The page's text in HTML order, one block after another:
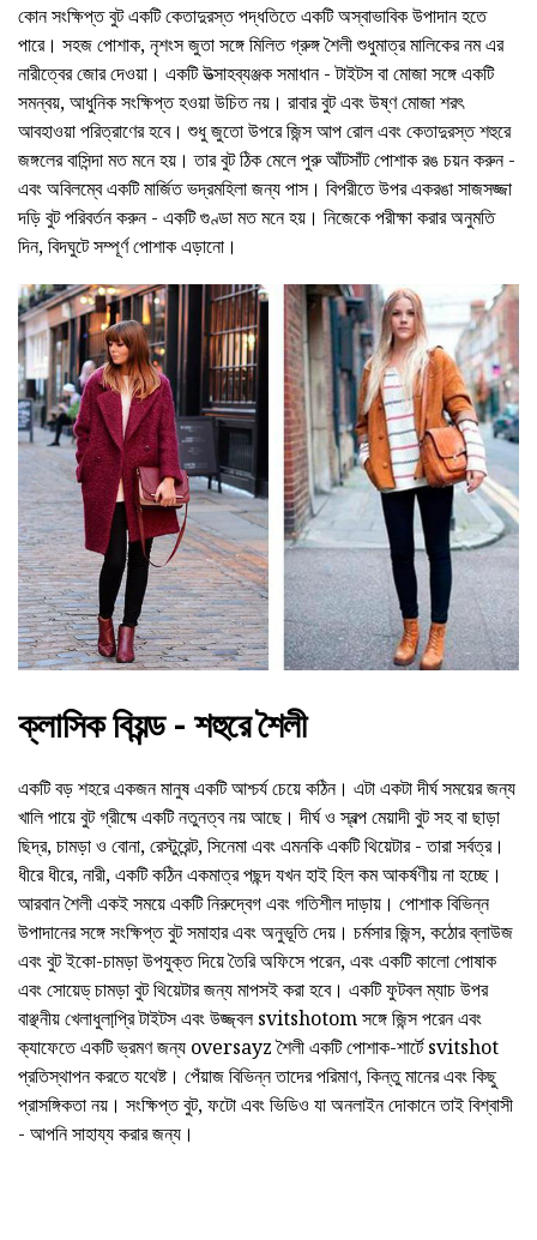
কোন সংক্ষিপ্ত বুট একটি কেতাদুরস্ত পদ্ধতিতে একটি অস্বাভাবিক উপাদান হতে
পারে। সহজ পোশাক, নৃশংস জুতা সঙ্গে মিলিত গ্রুঙ্গ শৈলী শুধুমাত্র মালিকের নম এর
নারীত্বের জোর দেওয়া। একটি উত্সাহব্যঞ্জক সমাধান - টাইটস বা মোজা সঙ্গে একটি
সমন্বয়, আধুনিক সংক্ষিপ্ত হওয়া উচিত নয়। রাবার বুট এবং উষ্ণ মোজা শরৎ
আবহাওয়া পরিত্রাণের হবে। শুধু জুতো উপরে জিন্স আপ রোল এবং কেতাদুরস্ত শহুরে
জঙ্গলের বাসিন্দা মত মনে হয়। তার বুট ঠিক মেলে পুরু আঁটসাঁট পোশাক রঙ চয়ন করুন -
এবং অবিলম্বে একটি মার্জিত ভদ্রমহিলা জন্য পাস। বিপরীতে উপর একরঙা সাজসজ্জা
দড়ি বুট পরিবর্তন করুন - একটি গুণ্ডা মত মনে হয়। নিজেকে পরীক্ষা করার অনুমতি
দিন, বিদঘুটে সম্পূর্ণ পোশাক এড়ানো।
ক্লাসিক বিয়ন্ড - শহুরে শৈলী
একটি বড় শহরে একজন মানুষ একটি আশ্চর্য চেয়ে কঠিন। এটা একটা দীর্ঘ সময়ের জন্য
খালি পায়ে বুট গ্রীষ্মে একটি নতুনত্ব নয় আছে। দীর্ঘ ও স্বল্প মেয়াদী বুট সহ বা ছাড়া
ছিদ্র, চামড়া ও বোনা, রেস্টুরেন্ট, সিনেমা এবং এমনকি একটি থিয়েটার - তারা সর্বত্র।
ধীরে ধীরে, নারী, একটি কঠিন একমাত্র পছন্দ যখন হাই হিল কম আকর্ষণীয় না হচ্ছে।
আরবান শৈলী একই সময়ে একটি নিরুদ্বেগ এবং গতিশীল দাড়ায়। পোশাক বিভিন্ন
উপাদানের সঙ্গে সংক্ষিপ্ত বুট সমাহার এবং অনুভূতি দেয়। চর্মসার জিন্স, কঠোর ব্লাউজ
এবং বুট ইকো-চামড়া উপযুক্ত দিয়ে তৈরি অফিসে পরেন, এবং একটি কালো পোষাক
এবং সোয়েড্ চামড়া বুট থিয়েটার জন্য মাপসই করা হবে। একটি ফুটবল ম্যাচ উপর
বাঞ্ছনীয় খেলাধুলাপ্রি় টাইটস এবং উজ্জ্বল svitshotom সঙ্গে জিন্স পরেন এবং
ক্যাফেতে একটি ভ্রমণ জন্য oversayz শৈলী একটি পোশাক-শার্টে svitshot
প্রতিস্থাপন করতে যথেষ্ট। পেঁয়াজ বিভিন্ন তাদের পরিমাণ, কিন্তু মানের এবং কিছু
প্রাসঙ্গিকতা নয়। সংক্ষিপ্ত বুট, ফটো এবং ভিডিও যা অনলাইন দোকানে তাই বিশ্বাসী
- আপনি সাহায্য করার জন্য।